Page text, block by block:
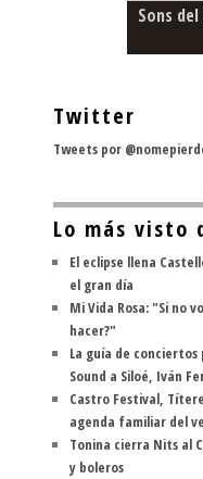
Sons
Twitter
Tweets por
Lo más visto
El eclipse llena
el gran día
Mi Vida Rosa: "Si no
hacer?"
La guía de
Sound a Siloé, Iván
Castro Festival,
agenda familiar del
Tonina cierra Nits al
y boleros